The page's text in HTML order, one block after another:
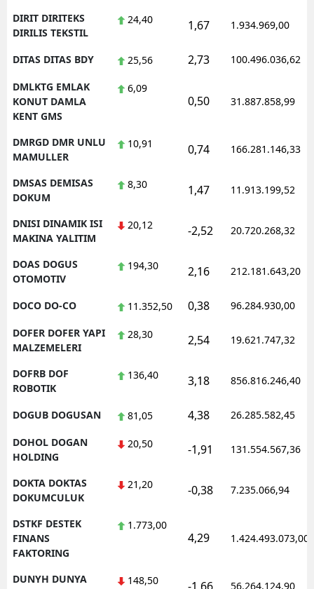
DIRIT DIRITEKS
DIRILIS TEKSTIL
24,40 1,67 1.934.969,00
DITAS DITAS BDY 25,56 2,73 100.496.036,62
DMLKTG EMLAK
KONUT DAMLA
KENT GMS
6,09
0,50 31.887.858,99
DMRGD DMR UNLU
MAMULLER
10,91 0,74 166.281.146,33
DMSAS DEMISAS
DOKUM
8,30 1,47 11.913.199,52
DNISI DINAMIK ISI
MAKINA YALITIM
20,12 -2,52 20.720.268,32
DOAS DOGUS
OTOMOTIV
194,30 2,16 212.181.643,20
DOCO DO-CO 11.352,50 0,38 96.284.930,00
DOFER DOFER YAPI
MALZEMELERI
28,30 2,54 19.621.747,32
DOFRB DOF
ROBOTIK
136,40 3,18 856.816.246,40
DOGUB DOGUSAN 81,05 4,38 26.285.582,45
DOHOL DOGAN
HOLDING
20,50 -1,91 131.554.567,36
DOKTA DOKTAS
DOKUMCULUK
21,20 -0,38 7.235.066,94
DSTKF DESTEK
FINANS
FAKTORING
1.773,00
4,29 1.424.493.073,00
DUNYH DUNYA
148,50 56.264.124,90